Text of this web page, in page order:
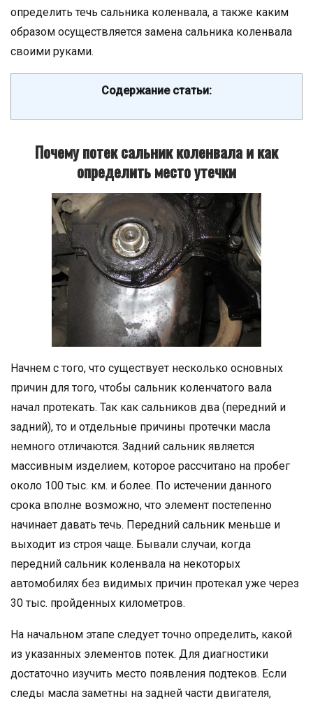
определить течь сальника коленвала, а также каким
образом осуществляется замена сальника коленвала
своими руками.
Содержание статьи:
Почему потек сальник коленвала и как
определить место утечки
Начнем с того, что существует несколько основных
причин для того, чтобы сальник коленчатого вала
начал протекать. Так как сальников два (передний и
задний), то и отдельные причины протечки масла
немного отличаются. Задний сальник является
массивным изделием, которое рассчитано на пробег
около 100 тыс. км. и более. По истечении данного
срока вполне возможно, что элемент постепенно
начинает давать течь. Передний сальник меньше и
выходит из строя чаще. Бывали случаи, когда
передний сальник коленвала на некоторых
автомобилях без видимых причин протекал уже через
30 тыс. пройденных километров.
На начальном этапе следует точно определить, какой
из указанных элементов потек. Для диагностики
достаточно изучить место появления подтеков. Если
следы масла заметны на задней части двигателя,